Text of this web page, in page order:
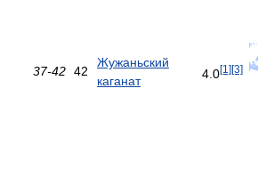
37-42 42
Жужаньский
каганат
4.0[1][3]